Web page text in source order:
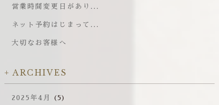
営業時間変更日があり...
ネット予約はじまって...
大切なお客様へ
ARCHIVES
2025年4月 (5)